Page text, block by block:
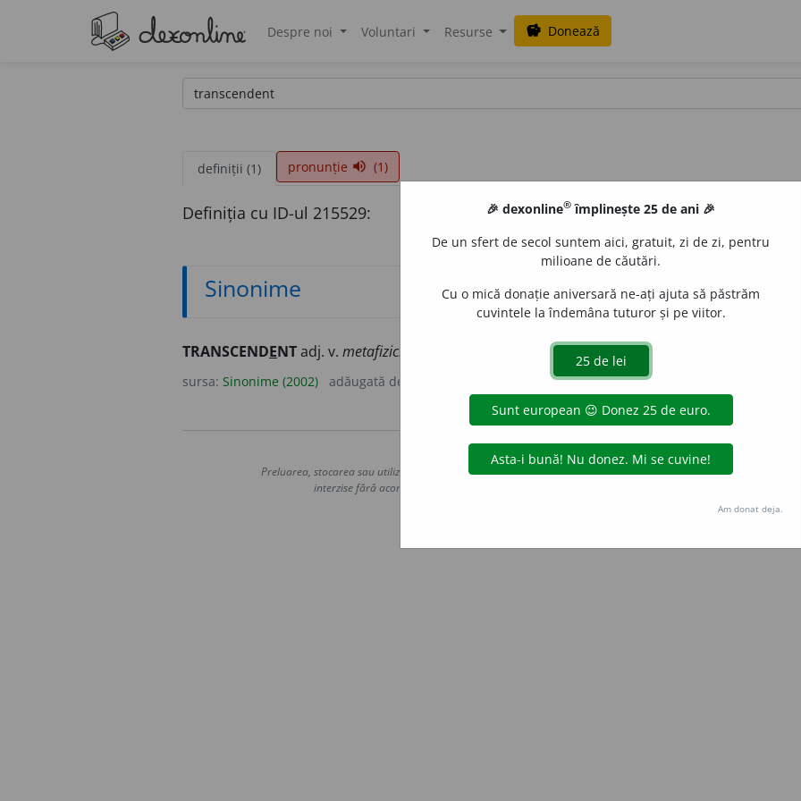
Despre noi Voluntari Resurse savings Donează
definiții (1) pronunție volume_up (1)
Definiția cu ID-ul 215529:
Sinonime
TRANSCENDENTadj. v. metafizic.
sursa: Sinonime (2002) adăugată de
Copyright © 2004-2026 dexonline (https://dexonline.ro)
Preluarea, stocarea sau utilizarea datelor de pe acest site, inclusiv prin orice metode de extragere automată
interzise fără acordul nostru prealabil scris, cu excepția seturilor de date oferite oficial spre utilizare
Hosterion
🎉 dexonline® împlinește 25 de ani 🎉
De un sfert de secol suntem aici, gratuit, zi de zi, pentru
milioane de căutări.
Cu o mică donație aniversară ne-ați ajuta să păstrăm
cuvintele la îndemâna tuturor și pe viitor.
Am donat deja.